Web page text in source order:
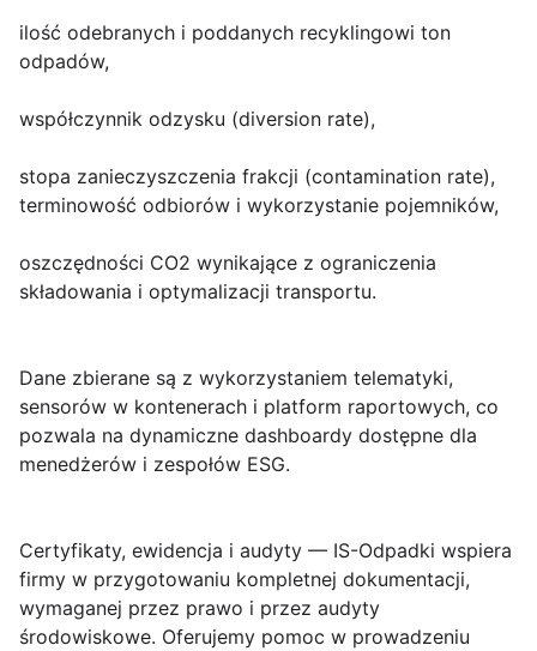
ilość odebranych i poddanych recyklingowi ton
odpadów,
współczynnik odzysku (diversion rate),
stopa zanieczyszczenia frakcji (contamination rate),
terminowość odbiorów i wykorzystanie pojemników,
oszczędności CO2 wynikające z ograniczenia
składowania i optymalizacji transportu.
Dane zbierane są z wykorzystaniem telematyki,
sensorów w kontenerach i platform raportowych, co
pozwala na dynamiczne dashboardy dostępne dla
menedżerów i zespołów ESG.
Certyfikaty, ewidencja i audyty — IS-Odpadki wspiera
firmy w przygotowaniu kompletnej dokumentacji,
wymaganej przez prawo i przez audyty
środowiskowe. Oferujemy pomoc w prowadzeniu